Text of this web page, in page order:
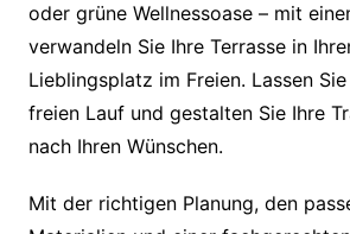
oder grüne Wellnessoase – mit
verwandeln Sie Ihre Terrasse in
Lieblingsplatz im Freien. Lassen
freien Lauf und gestalten Sie Ihre
nach Ihren Wünschen.
Mit der richtigen Planung, den